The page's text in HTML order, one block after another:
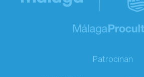
Patrocinan